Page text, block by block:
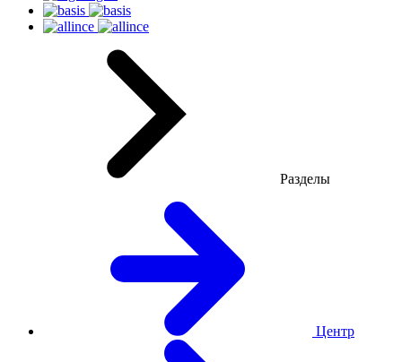
Разделы
Центр